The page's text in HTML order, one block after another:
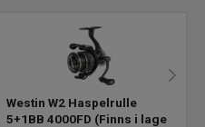
Westin W2 Haspelrulle
5+1BB 4000FD (Finns i lager)